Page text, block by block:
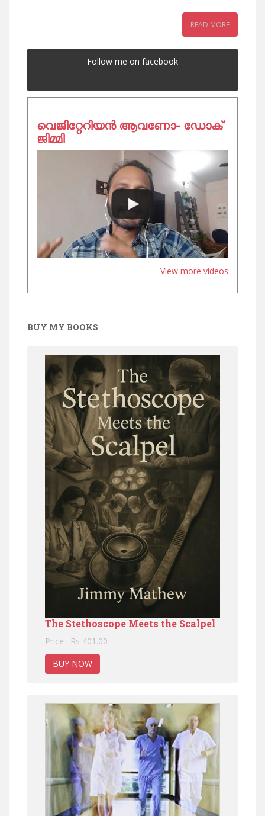
READ MORE
Follow me on facebook
വെജിറ്റേറിയൻ ആവണോ- ഡോക്
ജിമ്മി
View more videos
BUY MY BOOKS
The Stethoscope Meets the Scalpel
Price : Rs 401.00
BUY NOW